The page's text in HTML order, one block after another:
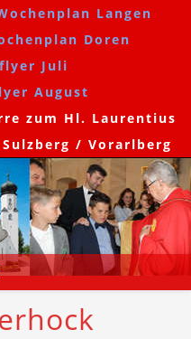
Langen
Doren
Juli
August
zum Hl. Laurentius
/ Vorarlberg